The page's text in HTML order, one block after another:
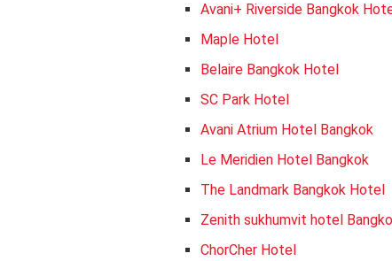
Avani+ Riverside Bangkok
Maple Hotel
Belaire Bangkok Hotel
SC Park Hotel
Avani Atrium Hotel Bangkok
Le Meridien Hotel Bangkok
The Landmark Bangkok Hotel
Zenith sukhumvit hotel
ChorCher Hotel